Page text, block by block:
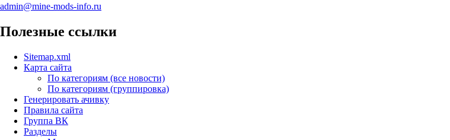
admin@mine-mods-info.ru
Полезные ссылки
Sitemap.xml
Карта сайта
По категориям (все новости)
По категориям (группировка)
Генерировать ачивку
Правила сайта
Группа ВК
Разделы